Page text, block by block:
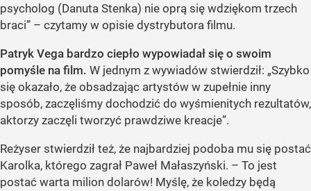
psycholog (Danuta Stenka) nie oprą się wdziękom trzech
braci” – czytamy w opisie dystrybutora filmu.
Patryk Vega bardzo ciepło wypowiadał się o swoim
pomyśle na film. W jednym z wywiadów stwierdził: „Szybko
się okazało, że obsadzając artystów w zupełnie inny
sposób, zaczęliśmy dochodzić do wyśmienitych rezultatów,
aktorzy zaczęli tworzyć prawdziwe kreacje”.
Reżyser stwierdził też, że najbardziej podoba mu się postać
Karolka, którego zagrał Paweł Małaszyński. – To jest
postać warta milion dolarów! Myślę, że koledzy będą